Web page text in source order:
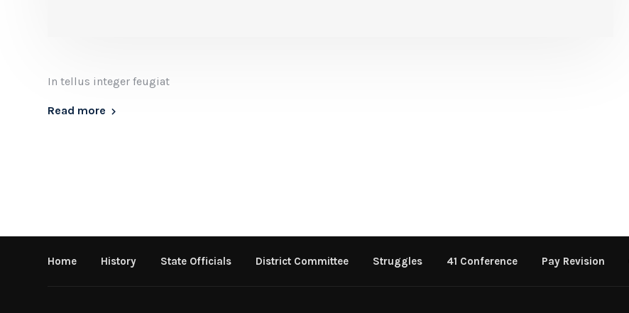
In tellus integer feugiat
Read more
Home History State Officials District Committee Struggles 41 Conference Pay Revision